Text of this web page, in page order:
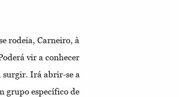
rodeia, Carneiro, à
vir a conhecer
surgir. Irá abrir-se a
grupo específico de